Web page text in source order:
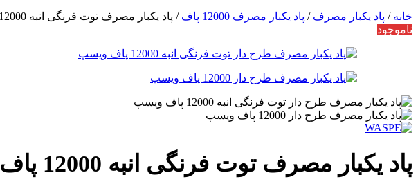
خانه/ پاد یکبار مصرف/ پاد یکبار مصرف 12000 پاف / پاد یکبار مصرف توت فرنگی انبه 12000 پاف ویسپ
ناموجود
پاد یکبار مصرف توت فرنگی انبه 12000 پاف ویسپ